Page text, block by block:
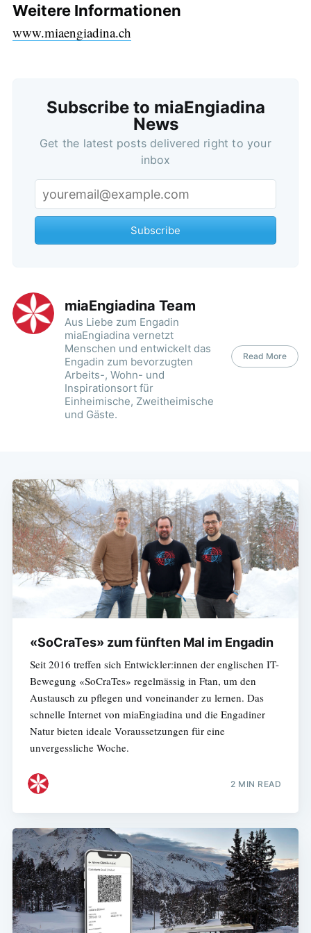
Weitere Informationen
www.miaengiadina.ch
Subscribe to miaEngiadina
News
Get the latest posts delivered right to your
inbox
Subscribe
miaEngiadina Team
Aus Liebe zum Engadin
miaEngiadina vernetzt
Menschen und entwickelt das
Engadin zum bevorzugten
Arbeits-, Wohn- und
Inspirationsort für
Einheimische, Zweitheimische
und Gäste.
Read More
«SoCraTes» zum fünften Mal im Engadin
Seit 2016 treffen sich Entwickler:innen der englischen IT-
Bewegung «SoCraTes» regelmässig in Ftan, um den
Austausch zu pflegen und voneinander zu lernen. Das
schnelle Internet von miaEngiadina und die Engadiner
Natur bieten ideale Voraussetzungen für eine
unvergessliche Woche.
2 MIN READ